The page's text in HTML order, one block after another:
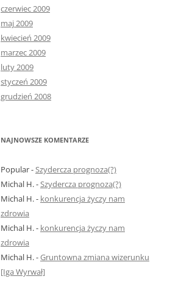
czerwiec 2009
maj 2009
kwiecień 2009
marzec 2009
luty 2009
styczeń 2009
grudzień 2008
NAJNOWSZE KOMENTARZE
Popular-Szydercza prognoza(?)
Michal H.-Szydercza prognoza(?)
Michal H.- konkurencja życzy nam
zdrowia
Michal H.- konkurencja życzy nam
zdrowia
Michal H.-Gruntowna zmiana wizerunku
[Iga Wyrwał]